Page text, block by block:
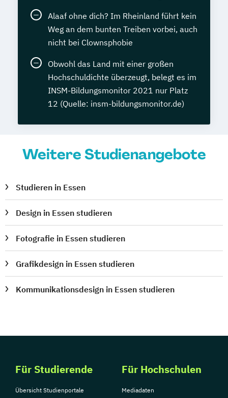
Alaaf ohne dich? Im Rheinland führt kein
Weg an dem bunten Treiben vorbei, auch
nicht bei Clownsphobie
Obwohl das Land mit einer großen
Hochschuldichte überzeugt, belegt es im
INSM-Bildungsmonitor 2021 nur Platz
12 (Quelle: insm-bildungsmonitor.de)
Weitere Studienangebote
Studieren in Essen
Design in Essen studieren
Fotografie in Essen studieren
Grafikdesign in Essen studieren
Kommunikationsdesign in Essen studieren
Für Studierende
Übersicht Studienportale
Für Hochschulen
Mediadaten